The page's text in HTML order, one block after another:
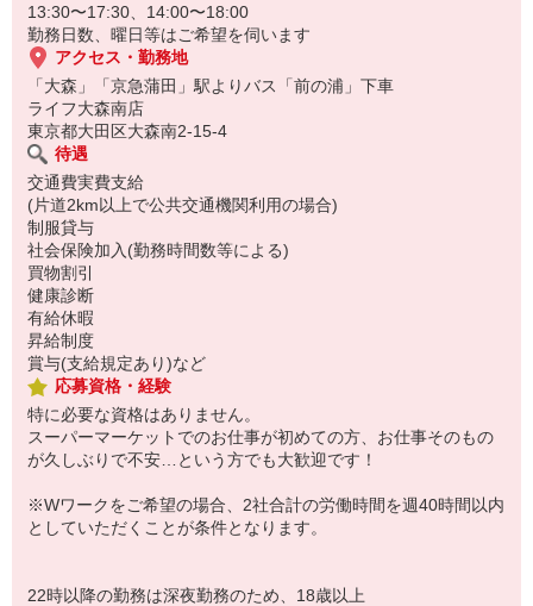
13:30〜17:30、14:00〜18:00
勤務日数、曜日等はご希望を伺います
アクセス・勤務地
「大森」「京急蒲田」駅よりバス「前の浦」下車
ライフ大森南店
東京都大田区大森南2-15-4
待遇
交通費実費支給
(片道2km以上で公共交通機関利用の場合)
制服貸与
社会保険加入(勤務時間数等による)
買物割引
健康診断
有給休暇
昇給制度
賞与(支給規定あり)など
応募資格・経験
特に必要な資格はありません。
スーパーマーケットでのお仕事が初めての方、お仕事そのもの
が久しぶりで不安…という方でも大歓迎です！
※Wワークをご希望の場合、2社合計の労働時間を週40時間以内
としていただくことが条件となります。
22時以降の勤務は深夜勤務のため、18歳以上